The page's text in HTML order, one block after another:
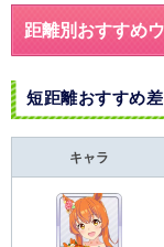
距離別おすすめ
短距離おすすめ
キャラ